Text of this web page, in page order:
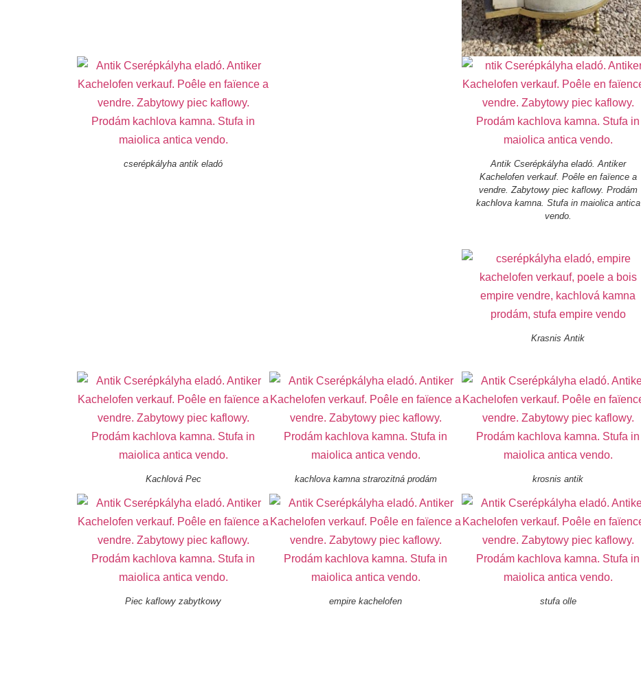
cserépkályha antik eladó
Antik Cserépkályha eladó. Antiker
Kachelofen verkauf. Poêle en faïence a
vendre. Zabytowy piec kaflowy. Prodám
kachlova kamna. Stufa in maiolica antica
vendo.
Krasnis Antik
Kachlová Pec kachlova kamna strarozitná prodám krosnis antik
Piec kaflowy zabytkowy empire kachelofen stufa olle